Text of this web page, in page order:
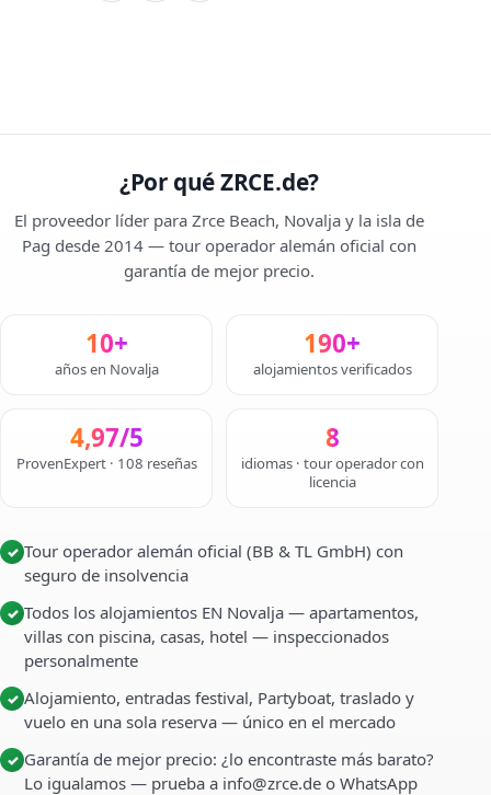
¿Por qué ZRCE.de?
El proveedor líder para Zrce Beach, Novalja y la isla de
Pag desde 2014 — tour operador alemán oficial con
garantía de mejor precio.
10+
años en Novalja
190+
alojamientos verificados
4,97/5
ProvenExpert · 108 reseñas
8
idiomas · tour operador con
licencia
✓ Tour operador alemán oficial (BB & TL GmbH) con
seguro de insolvencia
✓ Todos los alojamientos EN Novalja — apartamentos,
villas con piscina, casas, hotel — inspeccionados
personalmente
✓ Alojamiento, entradas festival, Partyboat, traslado y
vuelo en una sola reserva — único en el mercado
✓ Garantía de mejor precio: ¿lo encontraste más barato?
Lo igualamos — prueba a info@zrce.de o WhatsApp